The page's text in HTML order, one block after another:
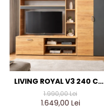
LIVING ROYAL V3 240 CM,
STEJAR AURIU & GRI
ANTRACIT – MOBILIER
1.990,00 Lei
1.649,00 Lei